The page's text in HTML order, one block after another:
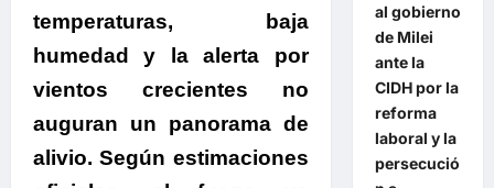
temperaturas, baja
humedad y la alerta por
vientos crecientes no
auguran un panorama de
alivio. Según estimaciones
al gobierno
de Milei
ante la
CIDH por la
reforma
laboral y la
persecució